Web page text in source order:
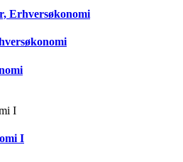
Erhversøkonomi
I
I